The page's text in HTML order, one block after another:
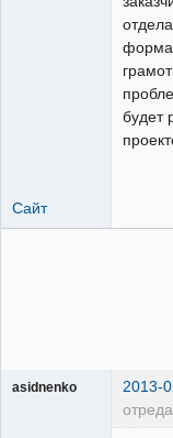
будет
Сайт
asidnenko 2013-